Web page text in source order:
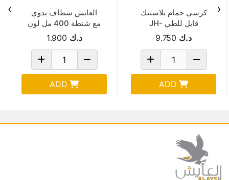
كرسي حمام بلاستيك
قابل للطي JH-
6302T-GREY
د.ك 9.750
ADD
العايش شطاف يدوي
مع شنطة 400 مل لون
ازرق P400
د.ك 1.900
ADD
‹
›